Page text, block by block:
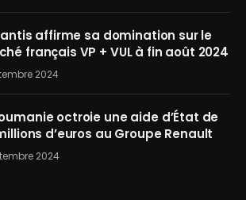
affirme sa domination sur le
français VP + VUL à fin août 2024
2024
octroie une aide d’État de
d’euros au Groupe Renault
2024